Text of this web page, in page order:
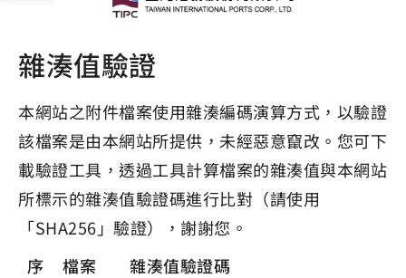
雜湊值驗證
本網站之附件檔案使用雜湊編碼演算方式，以驗證
該檔案是由本網站所提供，未經惡意竄改。您可下
載驗證工具，透過工具計算檔案的雜湊值與本網站
所標示的雜湊值驗證碼進行比對（請使用
「SHA256」驗證），謝謝您。
序
檔案
雜湊值驗證碼